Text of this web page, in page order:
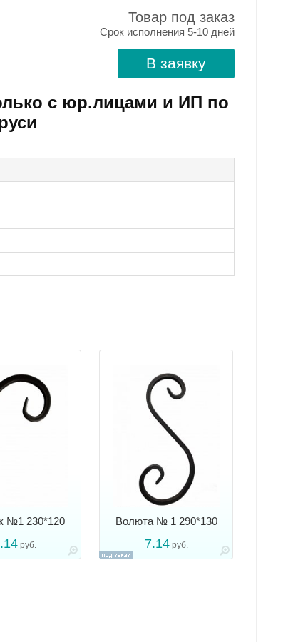
Товар под заказ
Срок исполнения 5-10 дней
В заявку
с юр.лицами и ИП по
№1 230*120
руб.
Волюта № 1 290*130
7.14руб.